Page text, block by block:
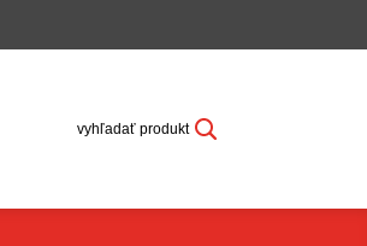
vyhľadať produkt